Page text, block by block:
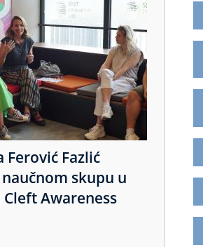
Ferović Fazlić
skupu u
Awareness